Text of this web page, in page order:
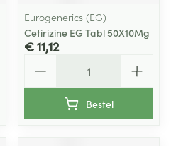
Eurogenerics (EG)
Cetirizine EG Tabl 50X10Mg
€ 11,12
Bestel